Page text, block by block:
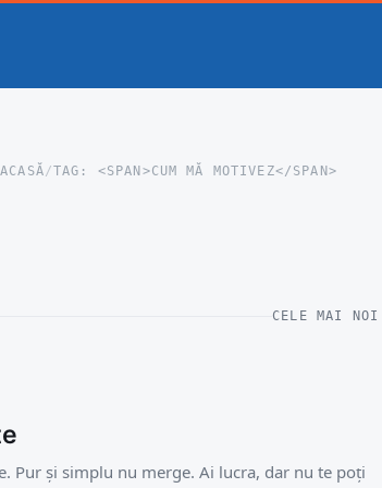
ACASĂ/TAG: <SPAN>CUM MĂ MOTIVEZ</SPAN>
CELE MAI NOI
Pur și simplu nu merge. Ai lucra, dar nu te poți